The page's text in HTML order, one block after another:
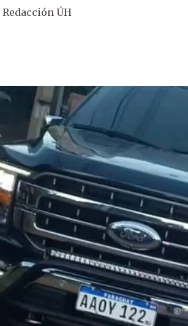
Redacción ÚH